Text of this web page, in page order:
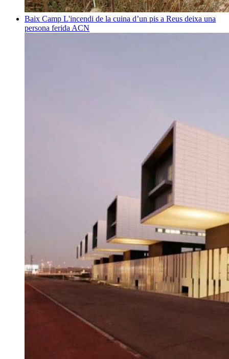
Baix Camp L'incendi de la cuina d’un pis a Reus deixa una
persona ferida ACN